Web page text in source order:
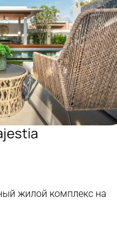
жилой комплекс на